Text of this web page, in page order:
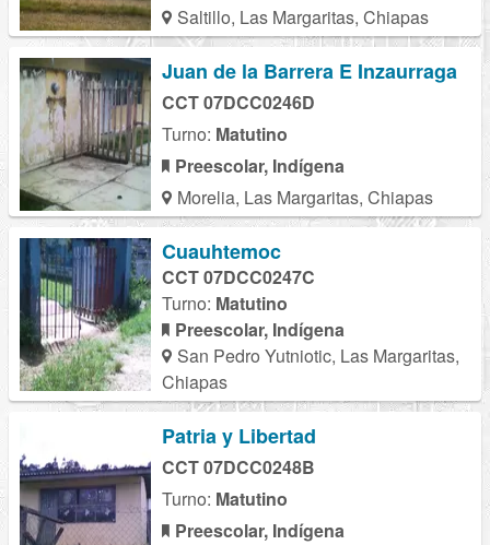
Saltillo, Las Margaritas, Chiapas
Juan de la Barrera E Inzaurraga
CCT 07DCC0246D
Turno: Matutino
Preescolar, Indígena
Morelia, Las Margaritas, Chiapas
Cuauhtemoc
CCT 07DCC0247C
Turno: Matutino
Preescolar, Indígena
San Pedro Yutniotic, Las Margaritas,
Chiapas
Patria y Libertad
CCT 07DCC0248B
Turno: Matutino
Preescolar, Indígena